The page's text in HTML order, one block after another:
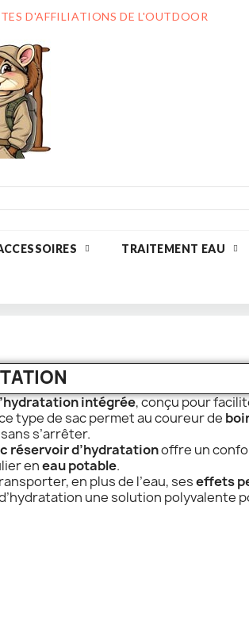
D'AFFILIATIONS DE L'OUTDOOR
TRAITEMENT EAU
intégrée, conçu pour
type de sac permet au coureur de
s’arrêter.
réservoir d’hydratationoffre un
eneau potable.
en plus de l’eau, seseffets
une solution polyvalente